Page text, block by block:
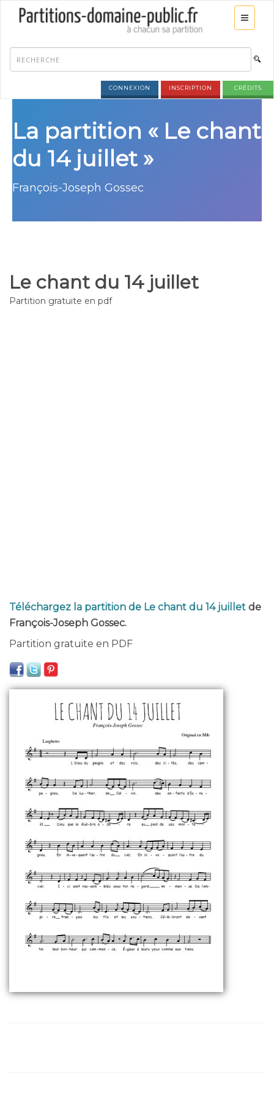
CONNEXION INSCRIPTION CRÉDITS
La partition « Le chant
du 14 juillet »
François-Joseph Gossec
Le chant du 14 juillet
Partition gratuite en pdf
Téléchargez la partition de Le chant du 14 juillet de
François-Joseph Gossec.
Partition gratuite en PDF